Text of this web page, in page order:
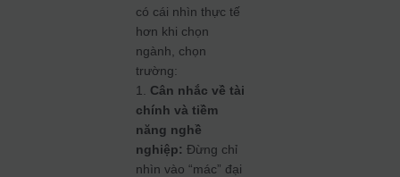
có cái nhìn thực tế
hơn khi chọn
ngành, chọn
trường:
1. Cân nhắc về tài
chính và tiềm
năng nghề
nghiệp: Đừng chỉ
nhìn vào “mác” đại